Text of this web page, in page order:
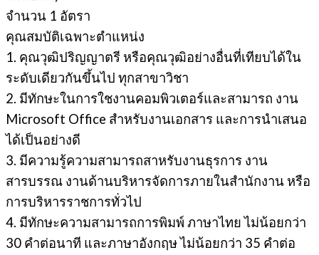
จํานวน 1 อัตรา
คุณสมบัติเฉพาะตำแหน่ง
1. คุณวุฒิปริญญาตรี หรือคุณวุฒิอย่างอื่นที่เทียบได้ใน
ระดับเดียวกันขึ้นไป ทุกสาขาวิชา
2. มีทักษะในการใชงานคอมพิวเตอร์และสามารถ งาน
Microsoft Office สําหรับงานเอกสาร และการนําเสนอ
ได้เป็นอย่างดี
3. มีความรู้ความสามารถสาหรับงานธุรการ งาน
สารบรรณ งานด้านบริหารจัดการภายในสํานักงาน หรือ
การบริหารราชการทั่วไป
4. มีทักษะความสามารถการพิมพ์ ภาษาไทย ไม่น้อยกว่า
30 คำต่อนาที และภาษาอังกฤษ ไม่น้อยกว่า 35 คำต่อ